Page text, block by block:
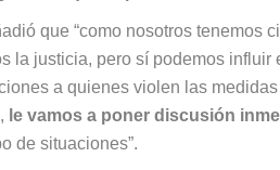
que “como nosotros tenemos
la justicia, pero sí podemos
a quienes violen las
le vamos a poner discusión
de situaciones”.